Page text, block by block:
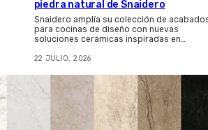
piedra natural de Snaidero
Snaidero amplía su colección de
para cocinas de diseño con nuevas
soluciones cerámicas inspiradas en…
22 JULIO, 2026